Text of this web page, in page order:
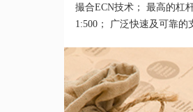
撮合ECN技术； 最高的杠
1:500； 广泛快速及可靠的